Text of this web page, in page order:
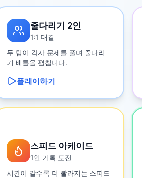
줄다리기 2인
1:1 대결
두 팀이 각자 문제를 풀며 줄다리
기 배틀을 펼칩니다.
플레이하기
스피드 아케이드
1인 기록 도전
시간이 갈수록 더 빨라지는 스피드